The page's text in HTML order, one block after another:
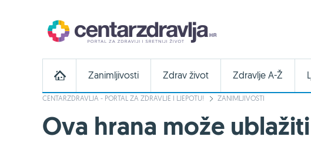
Zanimljivosti Zdrav život Zdravlje A-Ž
CENTARZDRAVLJA - PORTAL ZA ZDRAVLJE I LJEPOTU! ZANIMLJIVOSTI
Ova hrana može